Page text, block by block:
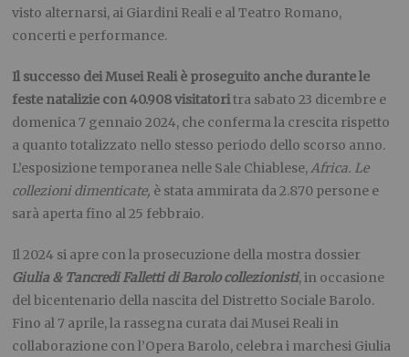
visto alternarsi, ai Giardini Reali e al Teatro Romano,
concerti e performance.
Il successo dei Musei Reali è proseguito anche durante le
feste natalizie con 40.908 visitatoritra sabato 23 dicembre e
domenica 7 gennaio 2024, che conferma la crescita rispetto
a quanto totalizzato nello stesso periodo dello scorso anno.
L’esposizione temporanea nelle Sale Chiablese,Africa. Le
collezioni dimenticate, è stata ammirata da 2.870 persone e
sarà aperta fino al 25 febbraio.
Il 2024 si apre con la prosecuzione della mostra dossier
Giulia & Tancredi Falletti di Barolo collezionisti, in occasione
del bicentenario della nascita del Distretto Sociale Barolo.
Fino al 7 aprile, la rassegna curata dai Musei Reali in
collaborazione con l’Opera Barolo, celebra i marchesi Giulia